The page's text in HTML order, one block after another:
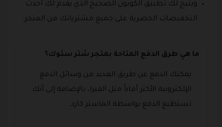
ويتيح لك تطبيق الكوبون الصحيح الذي يقدم لك أحدث
التخفيضات الحصرية على جميع مشترياتك من المتجر.
ما هي طرق الدفع المتاحة بمتجر شتر ستوك؟
يمكنك الدفع عن طريق العديد من وسائل الدفع
الإلكترونية الأكثر أماناً مثل الفيزا، بالإضافة إلى أنك
تستطيع الدفع بواسطة الماستر كارد.